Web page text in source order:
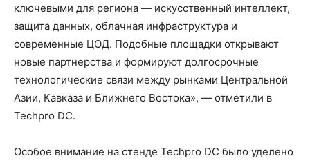
ключевыми для региона — искусственный интеллект,
защита данных, облачная инфраструктура и
современные ЦОД. Подобные площадки открывают
новые партнерства и формируют долгосрочные
технологические связи между рынками Центральной
Азии, Кавказа и Ближнего Востока», — отметили в
Techpro DC.
Особое внимание на стенде Techpro DC было уделено